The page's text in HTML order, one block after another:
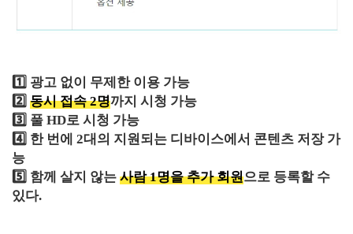
1️⃣ 광고 없이 무제한 이용 가능
2️⃣ 동시 접속 2명까지 시청 가능
3️⃣ 풀 HD로 시청 가능
4️⃣ 한 번에 2대의 지원되는 디바이스에서 콘텐츠 저장 가
능
5️⃣ 함께 살지 않는 사람 1명을 추가 회원으로 등록할 수
있다.